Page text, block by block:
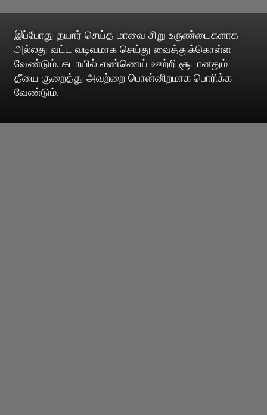
இப்போது தயார் செய்த மாவை சிறு உருண்டைகளாக
அல்லது வட்ட வடிவமாக செய்து வைத்துக்கொள்ள
வேண்டும். கடாயில் எண்ணெய் ஊற்றி சூடானதும்
தீயை குறைத்து அவற்றை பொன்னிறமாக பொரிக்க
வேண்டும்.